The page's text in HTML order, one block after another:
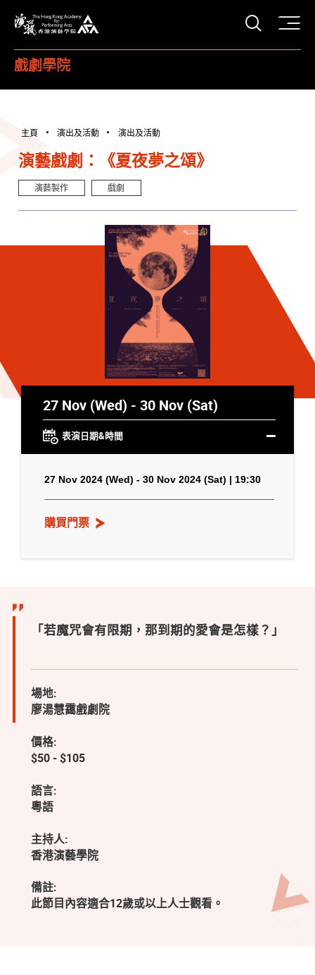
打開
戲劇學院
主頁 演出及活動 演出及活動
演藝戲劇：《夏夜夢之頌》
演藝製作 戲劇
27 Nov (Wed) - 30 Nov (Sat)
表演日期&時間
27 Nov 2024 (Wed) - 30 Nov 2024 (Sat) | 19:30
購買門票
「若魔咒會有限期，那到期的愛會是怎樣？」
場地:
廖湯慧靄戲劇院
價格:
$50 - $105
語言:
粵語
主持人:
香港演藝學院
備註:
此節目內容適合12歲或以上人士觀看。